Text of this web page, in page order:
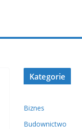
Kategorie
Biznes
Budownictwo